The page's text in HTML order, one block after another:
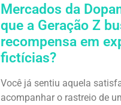
Mercados da
que a Geração Z
recompensa em
fictícias?
Você já sentiu aquela
acompanhar o rastreio de